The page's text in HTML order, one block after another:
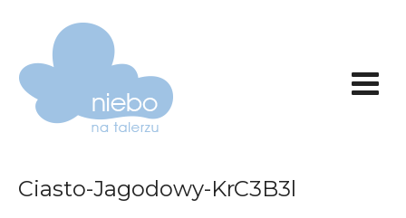
Ciasto-Jagodowy-KrC3B3l